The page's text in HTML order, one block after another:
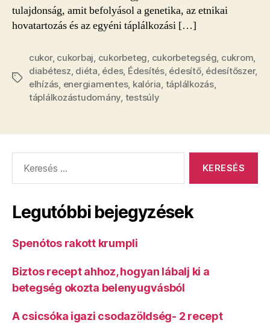
tulajdonság, amit befolyásol a genetika, az etnikai
hovatartozás és az egyéni táplálkozási […]
Címkék
cukor, cukorbaj cukorbeteg cukorbetegség cukrom
diabétesz diéta édes, Édesítés, édesítő, édesítőszer,
elhízás energiamentes, kalória táplálkozás,
táplálkozástudomány testsúly
Legutóbbi bejegyzések
Spenótos rakott krumpli
Biztos recept ahhoz, hogyan lábalj ki a
betegség okozta belenyugvásból
A csicsóka igazi csodazöldség- 2 recept